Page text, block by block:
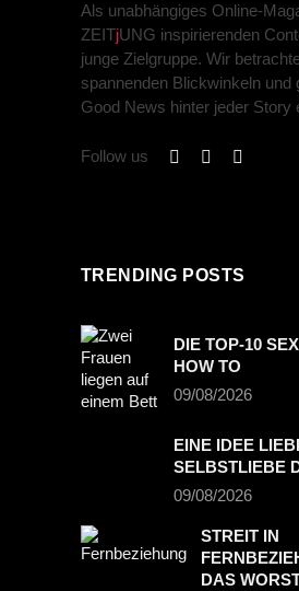
Als unabhängiges Online-
ZEITjUNG inspirierenden
junge Zielgruppe. Wir
spannenden Blickwinkeln und
Good News hinter jeder Story
Follow us
TRENDING POSTS
DIE TOP-10
HOW TO
09/08/2026
EINE IDEE
SELBSTLIEBE
09/08/2026
STREIT IN
DAS